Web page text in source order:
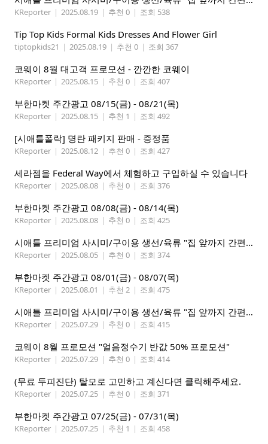
KReporter | 2025.08.19 | 추천 0 | 조회 538
Tip Top Kids Formal Kids Dresses And Flower Girl
tiptopkids21 | 2025.08.19 | 추천 0 | 조회 367
코웨이 8월 대고객 프로모션 - 깐깐한 코웨이
KReporter | 2025.08.15 | 추천 0 | 조회 407
부한마켓 주간광고 08/15(금) - 08/21(목)
KReporter | 2025.08.15 | 추천 1 | 조회 492
[시애틀폴락] 명란 패키지 판매 - 증정품
KReporter | 2025.08.12 | 추천 0 | 조회 427
세라젬을 Federal Way에서 체험하고 구입하실 수 있습니다
KReporter | 2025.08.08 | 추천 0 | 조회 376
부한마켓 주간광고 08/08(금) - 08/14(목)
KReporter | 2025.08.08 | 추천 0 | 조회 425
시애틀 프리미엄 사시미/구이용 생선/육류 "집 앞까지 간편하게" – 영오션닷컴
KReporter | 2025.08.05 | 추천 0 | 조회 374
부한마켓 주간광고 08/01(금) - 08/07(목)
KReporter | 2025.08.01 | 추천 2 | 조회 475
시애틀 프리미엄 사시미/구이용 생선/육류 "집 앞까지 간편하게" – 영오션닷컴
KReporter | 2025.07.29 | 추천 0 | 조회 415
코웨이 8월 프로모션 "얼음정수기 반값 50% 프로모션"
KReporter | 2025.07.29 | 추천 0 | 조회 414
(무료 두피진단) 탈모로 고민하고 계신다면 클릭해주세요.
KReporter | 2025.07.25 | 추천 0 | 조회 371
부한마켓 주간광고 07/25(금) - 07/31(목)
KReporter | 2025.07.25 | 추천 1 | 조회 458